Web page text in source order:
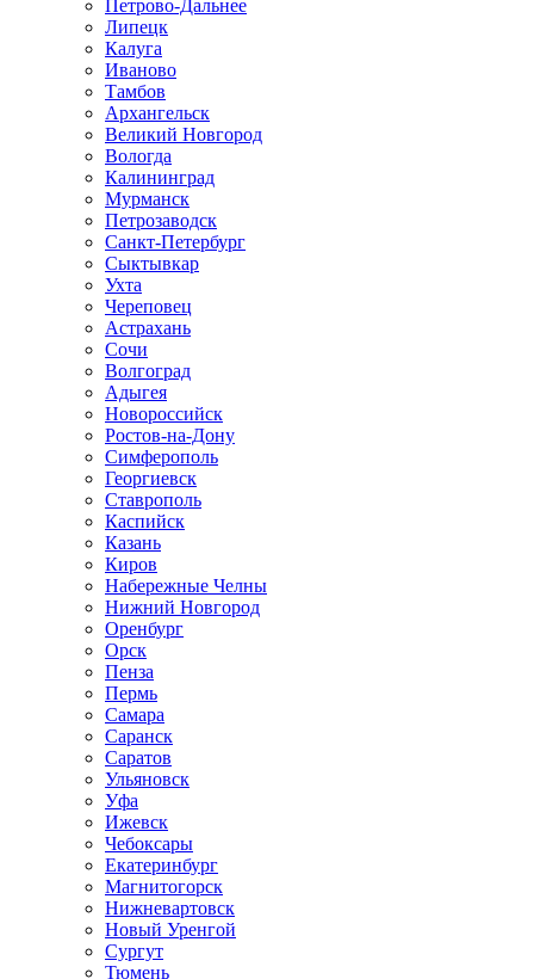
Петрово-Дальнее
Липецк
Калуга
Иваново
Тамбов
Архангельск
Великий Новгород
Вологда
Калининград
Мурманск
Петрозаводск
Санкт-Петербург
Сыктывкар
Ухта
Череповец
Астрахань
Сочи
Волгоград
Адыгея
Новороссийск
Ростов-на-Дону
Симферополь
Георгиевск
Ставрополь
Каспийск
Казань
Киров
Набережные Челны
Нижний Новгород
Оренбург
Орск
Пенза
Пермь
Самара
Саранск
Саратов
Ульяновск
Уфа
Ижевск
Чебоксары
Екатеринбург
Магнитогорск
Нижневартовск
Новый Уренгой
Сургут
Тюмень